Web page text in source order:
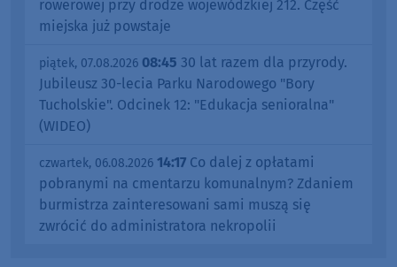
rowerowej przy drodze wojewódzkiej 212. Część
miejska już powstaje
piątek, 07.08.2026 08:45 30 lat razem dla przyrody.
Jubileusz 30-lecia Parku Narodowego "Bory
Tucholskie". Odcinek 12: "Edukacja senioralna"
(WIDEO)
czwartek, 06.08.2026 14:17 Co dalej z opłatami
pobranymi na cmentarzu komunalnym? Zdaniem
burmistrza zainteresowani sami muszą się
zwrócić do administratora nekropolii